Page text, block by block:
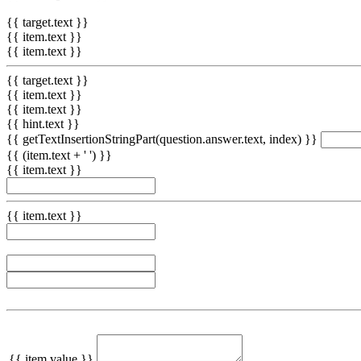
{{ target.text }}
{{ item.text }}
{{ item.text }}
{{ target.text }}
{{ item.text }}
{{ item.text }}
{{ hint.text }}
{{ getTextInsertionStringPart(question.answer.text, index) }}
{{ (item.text + ' ') }}
{{ item.text }}
{{ item.text }}